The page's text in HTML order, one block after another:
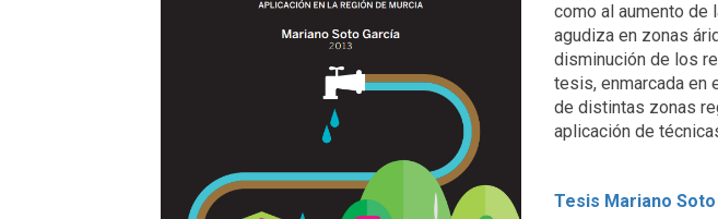
como al aumento de
agudiza en zonas
disminución de los
tesis, enmarcada en
de distintas zonas
aplicación de
Tesis Mariano Soto